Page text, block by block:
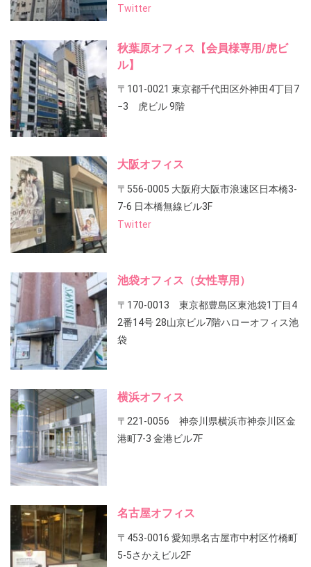
Twitter
秋葉原オフィス【会員様専用/虎ビ
ル】
〒101-0021 東京都千代田区外神田4丁目7
−3 虎ビル 9階
大阪オフィス
〒556-0005 大阪府大阪市浪速区日本橋3-
7-6 日本橋無線ビル3F
Twitter
池袋オフィス（女性専用）
〒170-0013 東京都豊島区東池袋1丁目4
2番14号 28山京ビル7階ハローオフィス池
袋
横浜オフィス
〒221-0056 神奈川県横浜市神奈川区金
港町7-3 金港ビル7F
名古屋オフィス
〒453-0016 愛知県名古屋市中村区竹橋町
5-5さかえビル2F